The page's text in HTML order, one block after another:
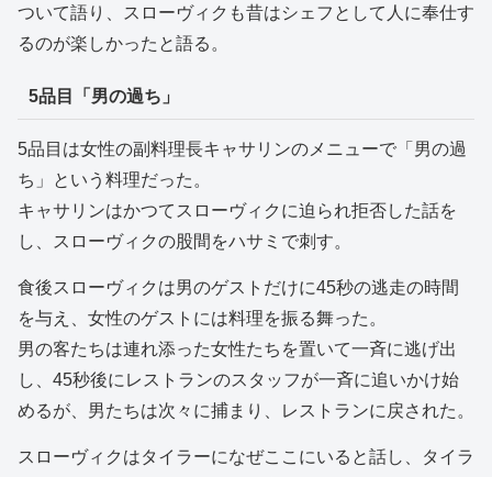
ついて語り、スローヴィクも昔はシェフとして人に奉仕す
るのが楽しかったと語る。
5品目「男の過ち」
5品目は女性の副料理長キャサリンのメニューで「男の過
ち」という料理だった。
キャサリンはかつてスローヴィクに迫られ拒否した話を
し、スローヴィクの股間をハサミで刺す。
食後スローヴィクは男のゲストだけに45秒の逃走の時間
を与え、女性のゲストには料理を振る舞った。
男の客たちは連れ添った女性たちを置いて一斉に逃げ出
し、45秒後にレストランのスタッフが一斉に追いかけ始
めるが、男たちは次々に捕まり、レストランに戻された。
スローヴィクはタイラーになぜここにいると話し、タイラ